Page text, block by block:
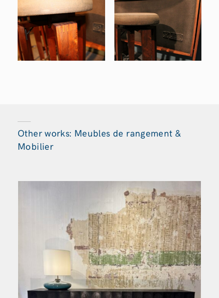
Other works: Meubles de rangement &
Mobilier